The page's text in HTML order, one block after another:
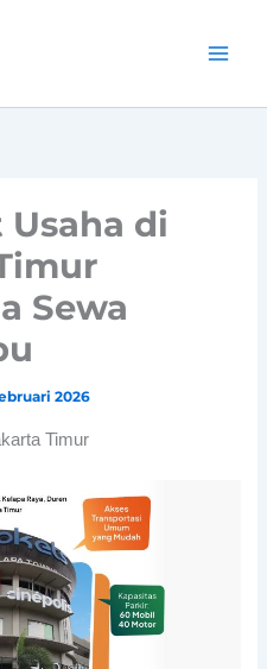
Usaha di
Sewa
2026
Timur